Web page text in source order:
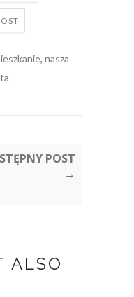
, nasza
POST
→
ALSO